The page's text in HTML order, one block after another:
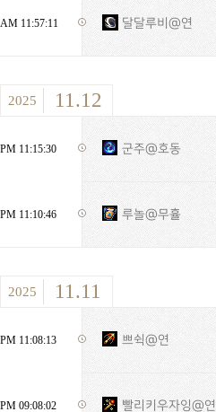
AM 11:57:11 달달루비@연
2025 11.12
PM 11:15:30 군주@호동
PM 11:10:46 루놀@무휼
2025 11.11
PM 11:08:13 쁘쉭@연
PM 09:08:02 빨리키우자잉@연